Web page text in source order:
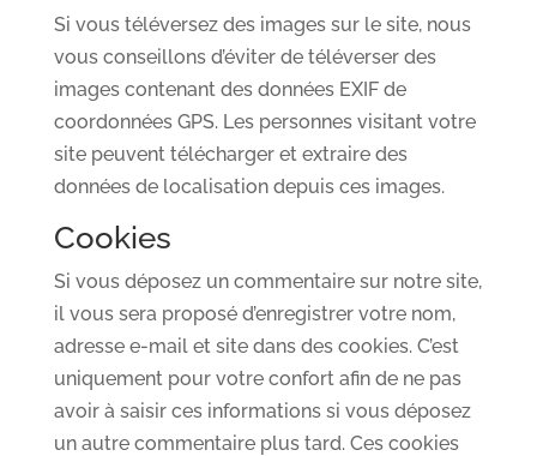
Si vous téléversez des images sur le site, nous
vous conseillons d’éviter de téléverser des
images contenant des données EXIF de
coordonnées GPS. Les personnes visitant votre
site peuvent télécharger et extraire des
données de localisation depuis ces images.
Cookies
Si vous déposez un commentaire sur notre site,
il vous sera proposé d’enregistrer votre nom,
adresse e-mail et site dans des cookies. C’est
uniquement pour votre confort afin de ne pas
avoir à saisir ces informations si vous déposez
un autre commentaire plus tard. Ces cookies